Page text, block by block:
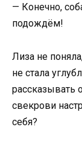
— Конечно,
подождём!
Лиза не
не стала
рассказывать
свекрови
себя?